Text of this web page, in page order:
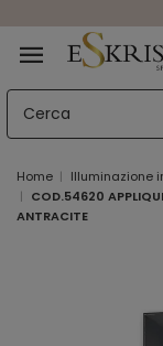
Home Illuminazione
COD.54620
ANTRACITE